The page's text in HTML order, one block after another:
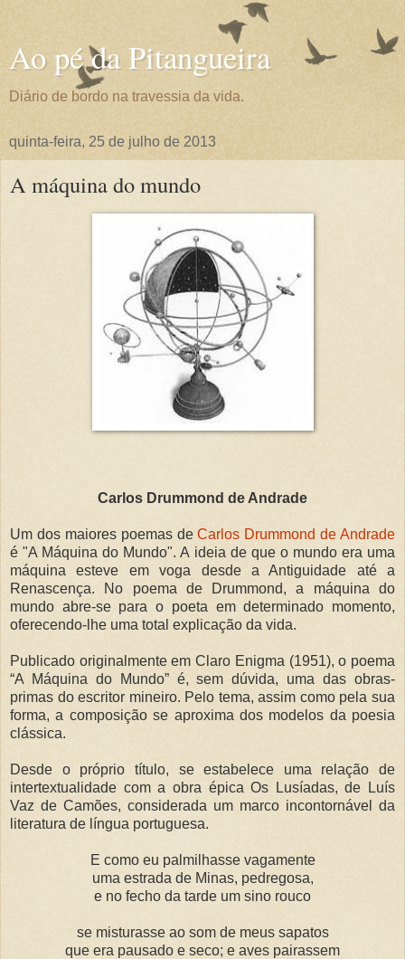
Ao pé da Pitangueira
Diário de bordo na travessia da vida.
quinta-feira, 25 de julho de 2013
A máquina do mundo
Carlos Drummond de Andrade
Um dos maiores poemas deCarlos Drummond de Andrade
é "A Máquina do Mundo". A ideia de que o mundo era uma
máquina esteve em voga desde a Antiguidade até a
Renascença. No poema de Drummond, a máquina do
mundo abre-se para o poeta em determinado momento,
oferecendo-lhe uma total explicação da vida.
Publicado originalmente em Claro Enigma (1951), o poema
“A Máquina do Mundo” é, sem dúvida, uma das obras-
primas do escritor mineiro. Pelo tema, assim como pela sua
forma, a composição se aproxima dos modelos da poesia
clássica.
Desde o próprio título, se estabelece uma relação de
intertextualidade com a obra épica Os Lusíadas, de Luís
Vaz de Camões, considerada um marco incontornável da
literatura de língua portuguesa.
E como eu palmilhasse vagamente
uma estrada de Minas, pedregosa,
e no fecho da tarde um sino rouco
se misturasse ao som de meus sapatos
que era pausado e seco; e aves pairassem